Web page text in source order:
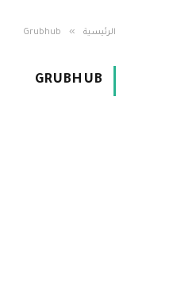
الرئيسية »
Grubhub
GRUBHUB